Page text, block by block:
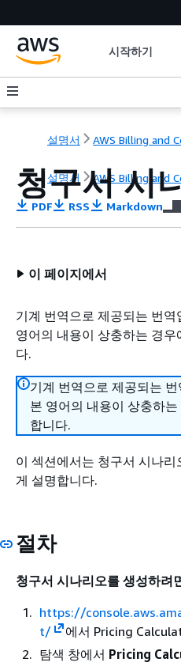
시작하기
설명서 AWS Billing and
설명서 AWS Billing and
청구서 시
PDF RSS Markdown
이 페이지에서
기계 번역으로 제공되는 번
영어의 내용이 상충하는 경
다.
기계 번역으로 제공되는
본 영어의 내용이 상충하
합니다.
이 섹션에서는 청구서 시나
게 설명합니다.
절차
청구서 시나리오를 생성하려
https://
t/
에서 Pricing
탐색 창에서 Pricing